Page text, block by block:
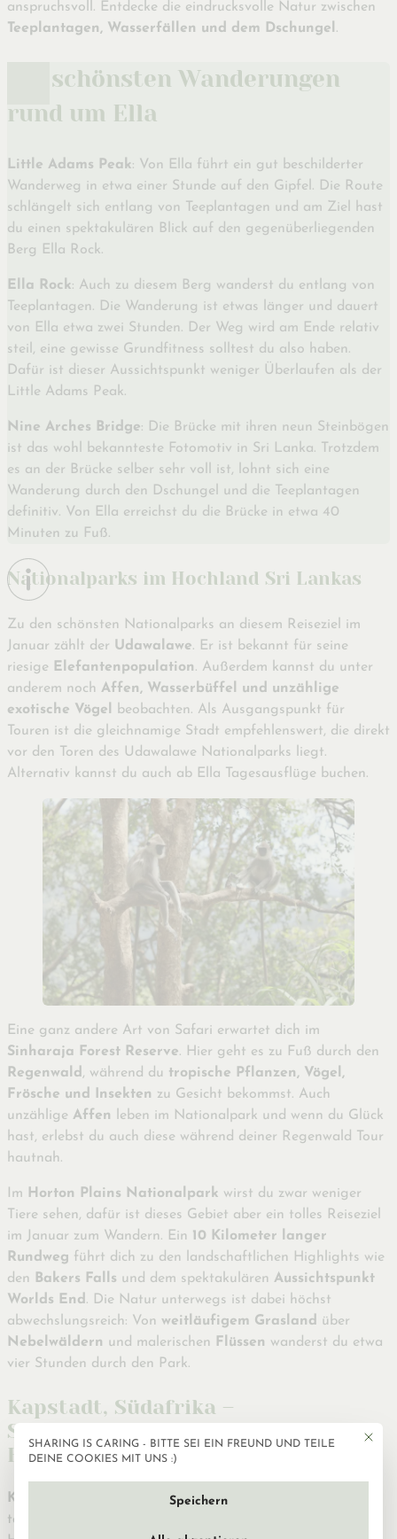
anspruchsvoll. Entdecke die eindrucksvolle Natur zwischen
Teeplantagen, Wasserfällen und dem Dschungel .
Die schönsten Wanderungen
rund um Ella
Little Adams Peak: Von Ella führt ein gut beschilderter
Wanderweg in etwa einer Stunde auf den Gipfel. Die Route
schlängelt sich entlang von Teeplantagen und am Ziel hast
du einen spektakulären Blick auf den gegenüberliegenden
Berg Ella Rock.
Ella Rock: Auch zu diesem Berg wanderst du entlang von
Teeplantagen. Die Wanderung ist etwas länger und dauert
von Ella etwa zwei Stunden. Der Weg wird am Ende relativ
steil, eine gewisse Grundfitness solltest du also haben.
Dafür ist dieser Aussichtspunkt weniger Überlaufen als der
Little Adams Peak.
Nine Arches Bridge: Die Brücke mit ihren neun Steinbögen
ist das wohl bekannteste Fotomotiv in Sri Lanka. Trotzdem
es an der Brücke selber sehr voll ist, lohnt sich eine
Wanderung durch den Dschungel und die Teeplantagen
definitiv. Von Ella erreichst du die Brücke in etwa 40
Minuten zu Fuß.
Nationalparks im Hochland Sri Lankas
Zu den schönsten Nationalparks an diesem Reiseziel im
Januar zählt der Udawalawe. Er ist bekannt für seine
riesige Elefantenpopulation. Außerdem kannst du unter
anderem noch Affen, Wasserbüffel und unzählige
exotische Vögel
beobachten. Als Ausgangspunkt für
Touren ist die gleichnamige Stadt empfehlenswert, die direkt
vor den Toren des Udawalawe Nationalparks liegt.
Alternativ kannst du auch ab Ella Tagesausflüge buchen.
Eine ganz andere Art von Safari erwartet dich im
Sinharaja Forest Reserve. Hier geht es zu Fuß durch den
Regenwald, während du tropische Pflanzen, Vögel,
Frösche und Insekten zu Gesicht bekommst. Auch
unzählige Affen leben im Nationalpark und wenn du Glück
hast, erlebst du auch diese während deiner Regenwald Tour
hautnah.
Im Horton Plains Nationalpark wirst du zwar weniger
Tiere sehen, dafür ist dieses Gebiet aber ein tolles Reiseziel
im Januar zum Wandern. Ein 10 Kilometer langer
Rundweg führt dich zu den landschaftlichen Highlights wie
den Bakers Falls und dem spektakulären Aussichtspunkt
Worlds End. Die Natur unterwegs ist dabei höchst
abwechslungsreich: Von weitläufigem Grasland über
Nebelwäldern und malerischen Flüssen wanderst du etwa
vier Stunden durch den Park.
Kapstadt, Südafrika –
Sommerfeeling am Kap der Guten
Hoffnung als Reiseziel im Januar
Kapstadt
ist perfekt, um im Winter reichlich Sonne zu
tanken, denn in der südafrikanischen Stadt ist gerade
Mit
SHARING IS CARING - BITTE SEI EIN FREUND UND TEILE
DEINE COOKIES MIT UNS :)
Speichern